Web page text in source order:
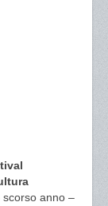
scorso anno –